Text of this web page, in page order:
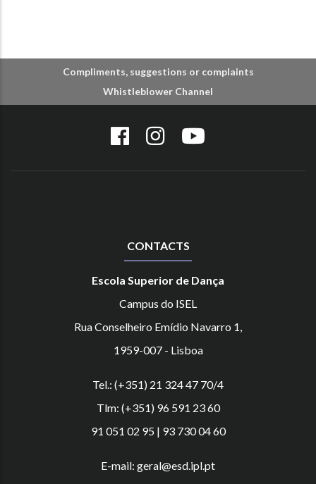
Compliments, suggestions or complaints
Whistleblower Channel
CONTACTS
Escola Superior de Dança
Campus do ISEL
Rua Conselheiro Emídio Navarro 1,
1959-007 - Lisboa
Tel.: (+351) 21 324 47 70/4
Tlm: (+351) 96 591 23 60
91 051 02 95 | 93 730 04 60
E-mail: geral@esd.ipl.pt